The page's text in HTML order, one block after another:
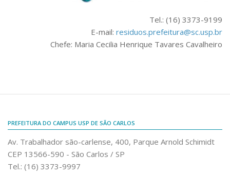
Segurança e Acessos
Creche e Pré-Escola
Comunicação e Informática
Programas e Ações
Tel.: (16) 3373-9199
E-mail: residuos.prefeitura@sc.usp.br
Chefe: Maria Cecilia Henrique Tavares Cavalheiro
PREFEITURA DO CAMPUS USP DE SÃO CARLOS
Av. Trabalhador são-carlense, 400, Parque Arnold Schimidt
CEP 13566-590 - São Carlos / SP
Tel.: (16) 3373-9997